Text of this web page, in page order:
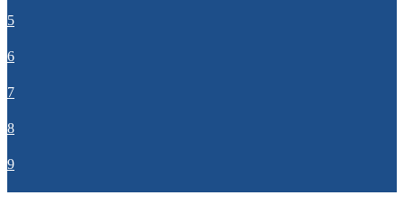
5
6
7
8
9